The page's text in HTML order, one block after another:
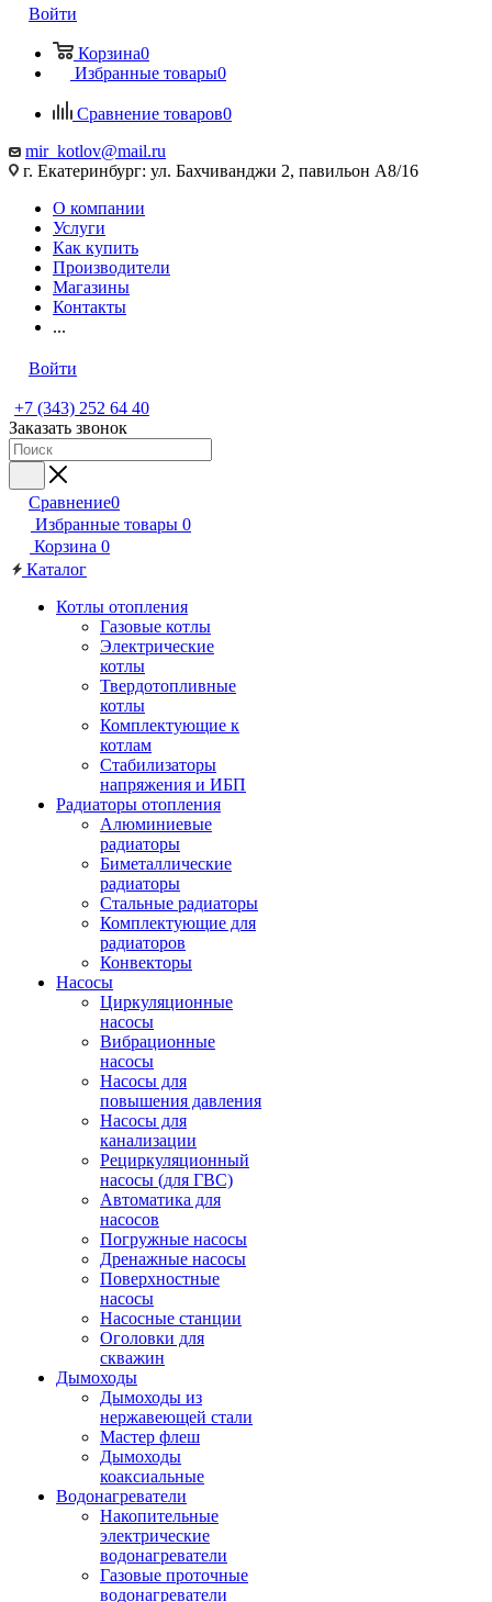
Войти
Корзина0
Избранные товары0
Сравнение товаров0
mir_kotlov@mail.ru
г. Екатеринбург: ул. Бахчиванджи 2, павильон А8/16
О компании
Услуги
Как купить
Производители
Магазины
Контакты
...
Войти
+7 (343) 252 64 40
Заказать звонок
Сравнение0
Избранные товары 0
Корзина 0
Каталог
Котлы отопления
Газовые котлы
Электрические
котлы
Твердотопливные
котлы
Комплектующие к
котлам
Стабилизаторы
напряжения и ИБП
Радиаторы отопления
Алюминиевые
радиаторы
Биметаллические
радиаторы
Стальные радиаторы
Комплектующие для
радиаторов
Конвекторы
Насосы
Циркуляционные
насосы
Вибрационные
насосы
Насосы для
повышения давления
Насосы для
канализации
Рециркуляционный
насосы (для ГВС)
Автоматика для
насосов
Погружные насосы
Дренажные насосы
Поверхностные
насосы
Насосные станции
Оголовки для
скважин
Дымоходы
Дымоходы из
нержавеющей стали
Мастер флеш
Дымоходы
коаксиальные
Водонагреватели
Накопительные
электрические
водонагреватели
Газовые проточные
водонагреватели